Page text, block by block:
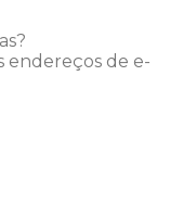
endereços de e-